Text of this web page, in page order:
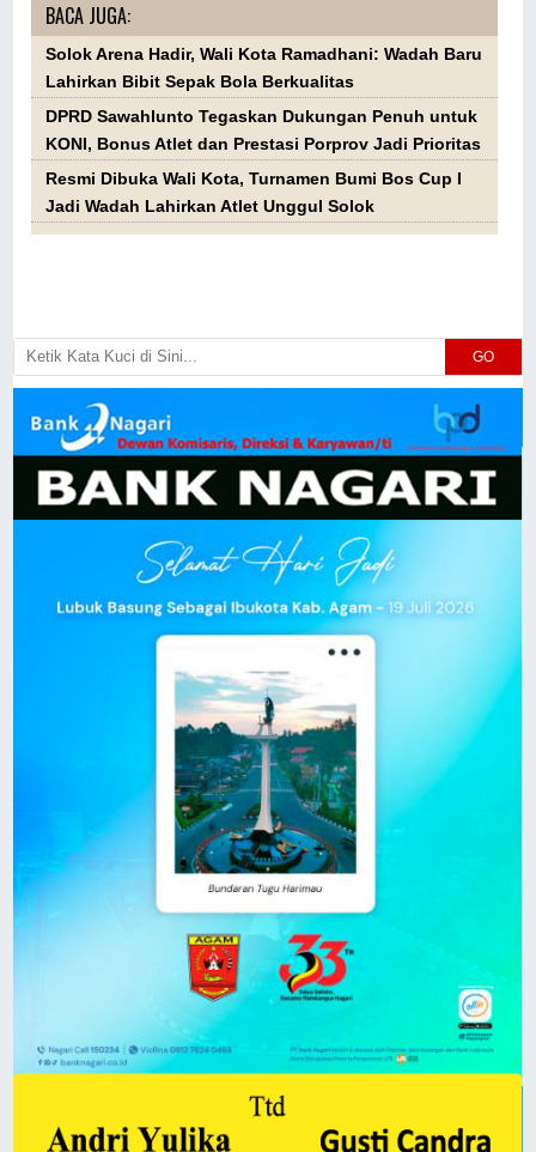
BACA JUGA:
Solok Arena Hadir, Wali Kota Ramadhani: Wadah Baru
Lahirkan Bibit Sepak Bola Berkualitas
DPRD Sawahlunto Tegaskan Dukungan Penuh untuk
KONI, Bonus Atlet dan Prestasi Porprov Jadi Prioritas
Resmi Dibuka Wali Kota, Turnamen Bumi Bos Cup I
Jadi Wadah Lahirkan Atlet Unggul Solok
GO